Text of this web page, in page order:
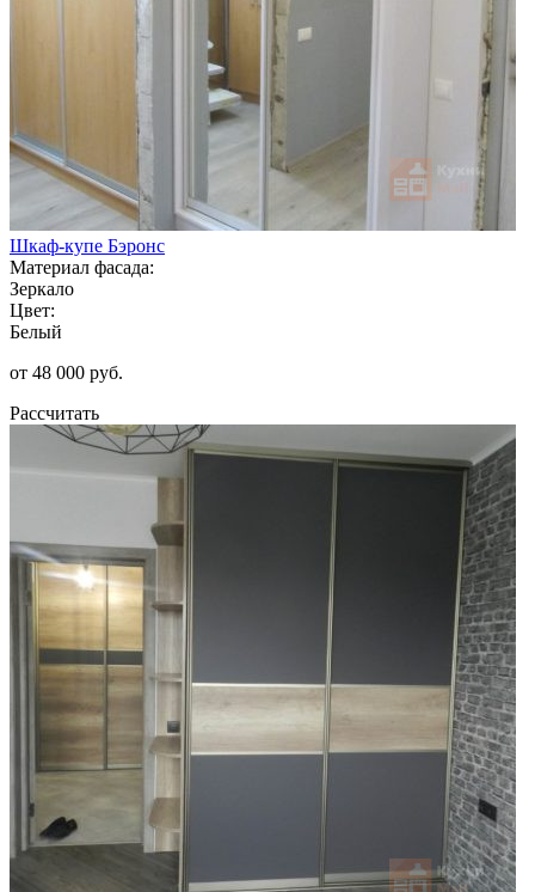
Шкаф-купе Бэронс
Материал фасада:
Зеркало
Цвет:
Белый
от 48 000 руб.
Рассчитать